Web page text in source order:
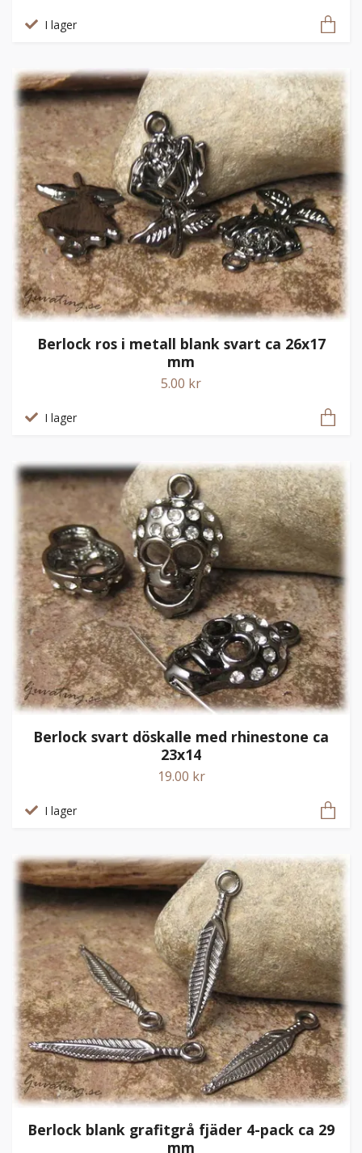
I lager
Berlock ros i metall blank svart ca 26x17
mm
5.00 kr
I lager
Berlock svart döskalle med rhinestone ca
23x14
19.00 kr
I lager
Berlock blank grafitgrå fjäder 4-pack ca 29
mm